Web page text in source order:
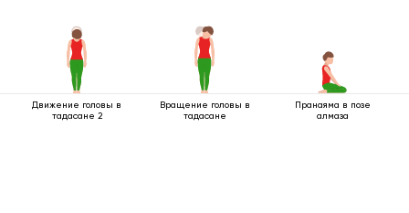
Движение головы в
тадасане 2
Вращение головы в
тадасане
Пранаяма в позе
алмаза